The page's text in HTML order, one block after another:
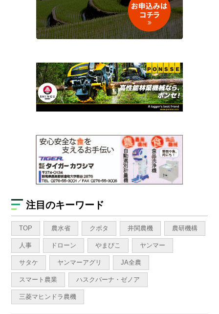
注目のキーワード
TOP 農水省 クボタ 井関農機 農研機構
人事 ドローン やまびこ ヤンマー
サタケ ヤンマーアグリ JA全農
スマート農業 ハスクバーナ・ゼノア
三菱マヒンドラ農機